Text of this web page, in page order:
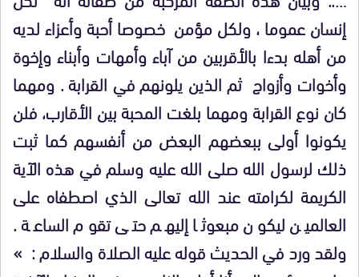
إنسان عموما ، ولكل مؤمن خصوصا أحبة وأعزاء لديه
من أهله بدءا بالأقربين من آباء وأمهات وأبناء وإخوة
وأخوات وأزواج ثم الذين يلونهم في القرابة . ومهما
كان نوع القرابة ومهما بلغت المحبة بين الأقارب، فلن
يكونوا أولى ببعضهم البعض من أنفسهم كما ثبت
ذلك لرسول الله صلى الله عليه وسلم في هذه الآية
الكريمة لكرامته عند الله تعالى الذي اصطفاه على
العالمين ليكون مبعوثا إليهم حتى تقوم الساعة .
ولقد ورد في الحديث قوله عليه الصلاة والسلام : »